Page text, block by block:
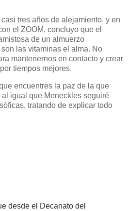
tres años de alejamiento, y en
el ZOOM, concluyo que el
de un almuerzo
las vitaminas el alma. No
mantenernos en contacto y crear
tiempos mejores.
encuentres la paz de la que
igual que Meneckles seguiré
tratando de explicar todo
desde el Decanato del